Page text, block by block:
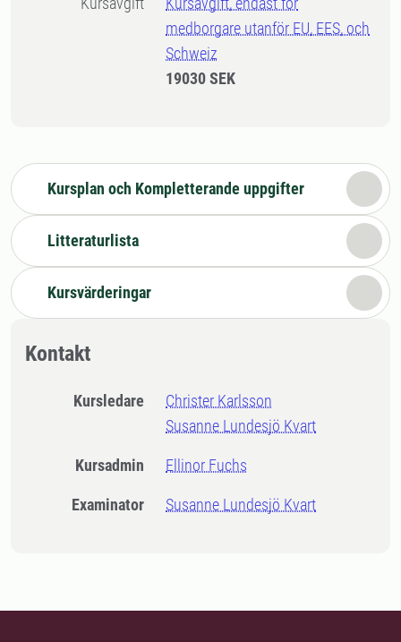
medborgare utanför EU, EES, och
Schweiz
19030 SEK
Kursplan och Kompletterande uppgifter
Litteraturlista
Kursvärderingar
Kontakt
Kursledare
Christer Karlsson
Susanne Lundesjö Kvart
Kursadmin Ellinor Fuchs
Examinator Susanne Lundesjö Kvart